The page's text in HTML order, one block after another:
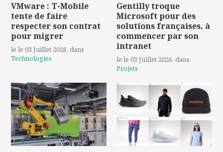
VMware : T-Mobile
tente de faire
respecter son contrat
pour migrer
le le 03 Juillet 2026, dans
Technologies
Gentilly troque
Microsoft pour des
solutions françaises, à
commencer par son
intranet
le le 03 Juillet 2026, dans
Projets